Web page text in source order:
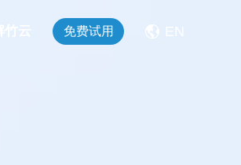
竹云 免费试用 EN